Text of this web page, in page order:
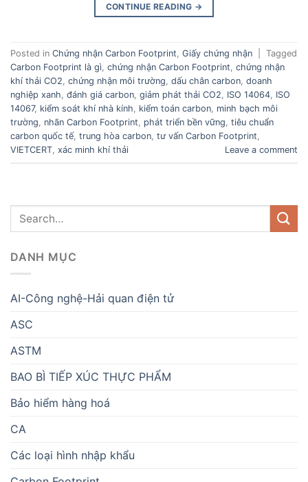
CONTINUE READING →
Posted in Chứng nhận Carbon Footprint, Giấy chứng nhận
Tagged
Carbon Footprint là gì, chứng nhận Carbon Footprint, chứng nhận
khí thải CO2, chứng nhận môi trường, dấu chân carbon, doanh
nghiệp xanh, đánh giá carbon, giảm phát thải CO2, ISO 14064, ISO
14067, kiểm soát khí nhà kính, kiểm toán carbon, minh bạch môi
trường, nhãn Carbon Footprint, phát triển bền vững, tiêu chuẩn
carbon quốc tế, trung hòa carbon, tư vấn Carbon Footprint,
VIETCERT, xác minh khí thải Leave a comment
DANH MỤC
AI-Công nghệ-Hải quan điện tử
ASC
ASTM
BAO BÌ TIẾP XÚC THỰC PHẨM
Bảo hiểm hàng hoá
CA
Các loại hình nhập khẩu